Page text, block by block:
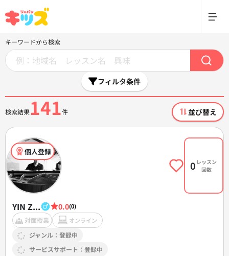
キーワードから検索
フィルタ条件
検索結果141件 並び替え
個人登録
0 レッスン
回数
YIN Z... 0.0(0)
対面授業 オンライン
ジャンル：登録中
サービスサポート：登録中